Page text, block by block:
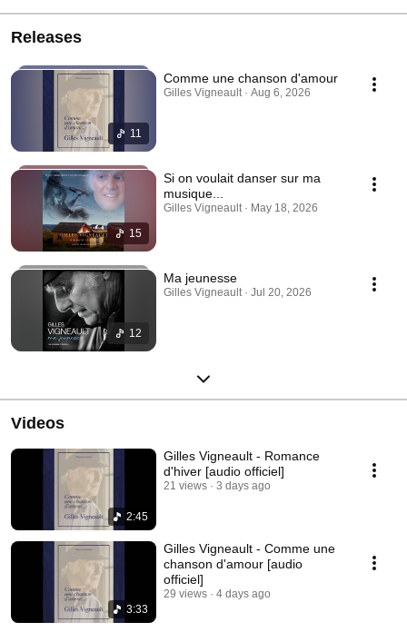
Releases
11
Comme une chanson d'amour
Gilles Vigneault · Aug 6, 2026
15
Si on voulait danser sur ma
musique...
Gilles Vigneault · May 18, 2026
12
Ma jeunesse
Gilles Vigneault · Jul 20, 2026
Videos
2:45
Gilles Vigneault - Romance
d'hiver [audio officiel]
21 views 3 days ago
3:33
Gilles Vigneault - Comme une
chanson d'amour [audio
officiel]
29 views 4 days ago